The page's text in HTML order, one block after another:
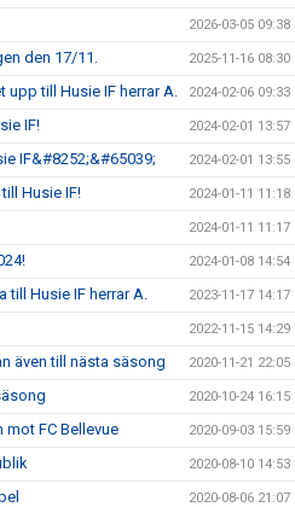
2026-03-05 09:38
den 17/11. 2025-11-16 08:30
till Husie IF herrar A. 2024-02-06 09:33
IF! 2024-02-01 13:57
IF&#8252;&#65039; 2024-02-01 13:55
Husie IF! 2024-01-11 11:18
2024-01-11 11:17
2024-01-08 14:54
till Husie IF herrar A. 2023-11-17 14:17
2022-11-15 14:29
även till nästa säsong 2020-11-21 22:05
2020-10-24 16:15
FC Bellevue 2020-09-03 15:59
2020-08-10 14:53
2020-08-06 21:07